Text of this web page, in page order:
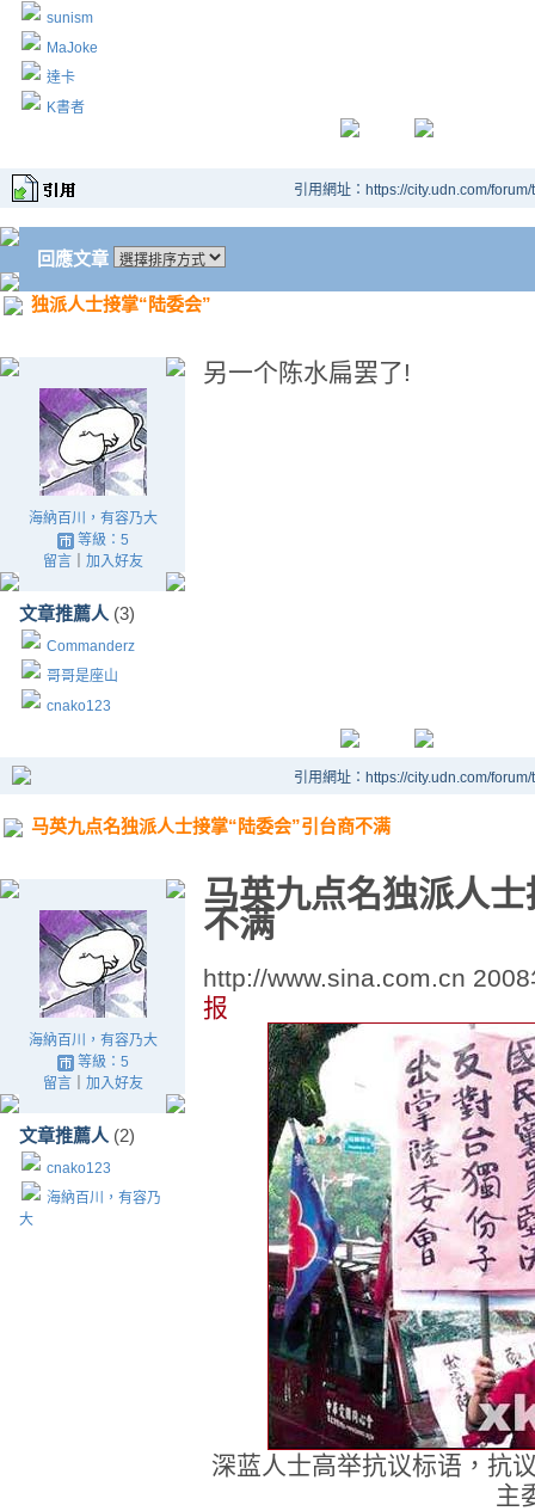
sunism
MaJoke
達卡
K書者
引用網址：https://city.udn.com/
回應文章
独派人士接掌“陆委会”
海納百川，有容乃大
等級：5
留言｜ 加入好友
文章推薦人 (3)
Commanderz
哥哥是座山
cnako123
另一个陈水扁罢了!
引用網址：https://city.udn.com/
马英九点名独派人士接掌“陆委会”引台商不满
海納百川，有容乃大
等級：5
留言｜ 加入好友
文章推薦人 (2)
cnako123
海納百川，有容乃
大
马英九点名独派人
不满
http://www.sina.com.cn
报
深蓝人士高举抗议标语，抗
主